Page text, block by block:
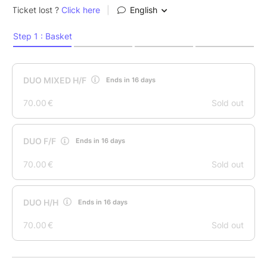
ateliers fonctionnels qui mettront à l’épreuve ton
seul objectif… franchir la ligne d’arrivée.
Les courses hybrides combinent justement ces deux
dimensions – courir puis enchaîner des mouvements
qu’accessible à différents niveaux.
Que tu viennes pour performer, te challenger entre
amis ou simplement vivre une expérience unique,
cette journée est faite pour toi.
Au programme :